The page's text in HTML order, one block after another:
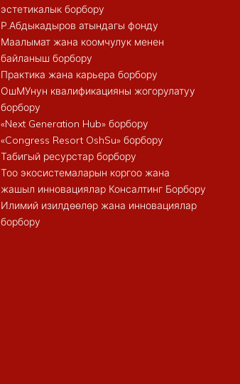
эстетикалык борбору
Р.Абдыкадыров атындагы фонду
Маалымат жана коомчулук менен
байланыш борбору
Практика жана карьера борбору
ОшМУнун квалификацияны жогорулатуу
борбору
«Next Generation Hub» борбору
«Congress Resort OshSu» борбору
Табигый ресурстар борбору
Тоо экосистемаларын коргоо жана
жашыл инновациялар Консалтинг Борбору
Илимий изилдөөлөр жана инновациялар
борбору